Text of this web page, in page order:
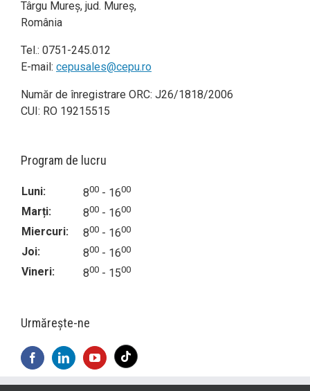
Târgu Mureș, jud. Mureș,
România
Tel.: 0751-245.012
E-mail: cepusales@cepu.ro
Număr de înregistrare ORC: J26/1818/2006
CUI: RO 19215515
Program de lucru
Luni: 800 - 1600
Marți: 800 - 1600
Miercuri: 800 - 1600
Joi: 800 - 1600
Vineri: 800 - 1500
Urmăreşte-ne